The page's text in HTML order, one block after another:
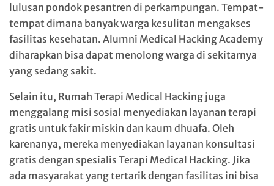
lulusan pondok pesantren di perkampungan. Tempat-
tempat dimana banyak warga kesulitan mengakses
fasilitas kesehatan. Alumni Medical Hacking Academy
diharapkan bisa dapat menolong warga di sekitarnya
yang sedang sakit.
Selain itu, Rumah Terapi Medical Hacking juga
menggalang misi sosial menyediakan layanan terapi
gratis untuk fakir miskin dan kaum dhuafa. Oleh
karenanya, mereka menyediakan layanan konsultasi
gratis dengan spesialis Terapi Medical Hacking. Jika
ada masyarakat yang tertarik dengan fasilitas ini bisa